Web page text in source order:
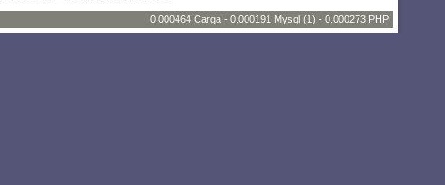
0.000464 Carga - 0.000191 Mysql (1) - 0.000273 PHP